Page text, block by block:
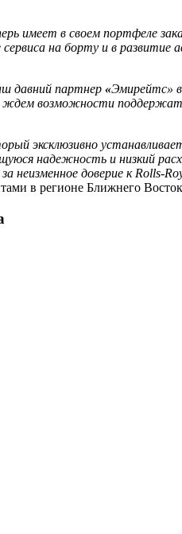
имеет в своем портфеле
на борту и в развитие
давний партнер «Эмирейтс»
ждем возможности
эксклюзивно
надежность и низкий
за неизменное доверие к Rolls-
в регионе Ближнего